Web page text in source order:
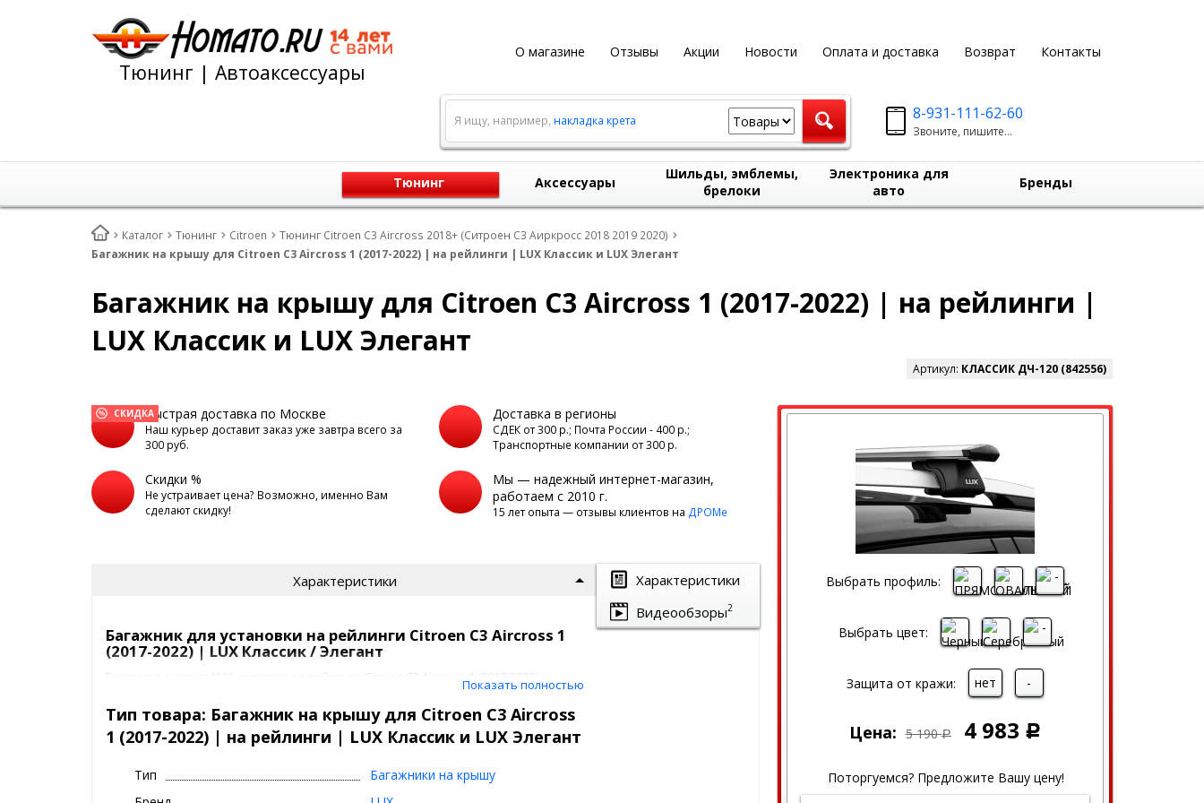
О магазине Отзывы Акции Новости Оплата и доставка Возврат Контакты
Тюнинг | Автоаксессуары
8-931-111-62-60
Звоните, пишите...
Я ищу, например, накладка крета
Тюнинг Аксессуары
Шильды, эмблемы,
брелоки
Электроника для
авто
Бренды
Каталог Тюнинг Citroen
Тюнинг Citroen C3 Aircross 2018+ (Ситроен С3 Аиркросс 2018 2019 2020)
Багажник на крышу для Citroen C3 Aircross 1 (2017-2022) | на рейлинги | LUX Классик и LUX Элегант
Багажник на крышу для Citroen C3 Aircross 1 (2017-2022) | на рейлинги |
LUX Классик и LUX Элегант
Артикул: КЛАССИК ДЧ-120 (842556)
СКИДКА
Выбрать профиль:
Выбрать цвет:
Защита от кражи: нет -
Цена: 5 190 Р 4 983 Р
Поторгуемся? Предложите Вашу цену!
Быстрая доставка по Москве
Наш курьер доставит заказ уже завтра всего за
300 руб.
Доставка в регионы
СДЕК от 300 р.; Почта России - 400 р.;
Транспортные компании от 300 р.
Скидки %
Не устраивает цена? Возможно, именно Вам
сделают скидку!
Мы — надежный интернет-магазин,
работаем с 2010 г.
15 лет опыта — отзывы клиентов на ДРОМе
Характеристики
Видеообзоры2
Характеристики
Багажник для установки на рейлинги Citroen C3 Aircross 1
(2017-2022) | LUX Классик / Элегант
Багажная система LUX крепится за рейлинги Citroen C3 Aircross 1 (2017-2022) с
Крепежные элементы жестко фиксируют багажник в необходимом положении.
Для предотвращения повреждения лакокрасочного слоя крыши, крепежные
элементы покрыты специальным полиуретановым составом.
Показать полностью
Тип товара: Багажник на крышу для Citroen C3 Aircross
1 (2017-2022) | на рейлинги | LUX Классик и LUX Элегант
Тип
Багажники на крышу